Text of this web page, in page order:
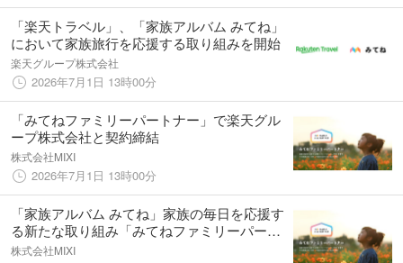
「楽天トラベル」、「家族アルバム みてね」
において家族旅行を応援する取り組みを開始
楽天グループ株式会社
2026年7月1日 13時00分
「みてねファミリーパートナー」で楽天グル
ープ株式会社と契約締結
株式会社MIXI
2026年7月1日 13時00分
「家族アルバム みてね」家族の毎日を応援す
る新たな取り組み「みてねファミリーパート
ナー」を発表
株式会社MIXI